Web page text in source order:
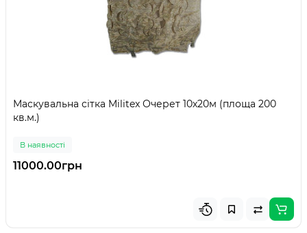
Маскувальна сітка Militex Очерет 10х20м (площа 200
кв.м.)
В наявності
11000.00грн